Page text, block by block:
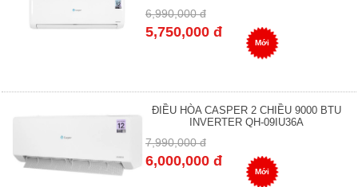
6,990,000 đ
5,750,000 đ
Mới
ĐIỀU HÒA CASPER 2 CHIỀU 9000 BTU
INVERTER QH-09IU36A
7,990,000 đ
6,000,000 đ
Mới